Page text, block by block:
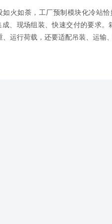
火如荼，工厂预制模块化冷站
、现场组装、快速交付的要求。
、运行荷载，还要适配吊装、运输